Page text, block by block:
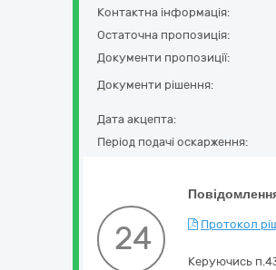
Контактна інформація:
Остаточна пропозиція:
Документи пропозиції:
Документи рішення:
Дата акцепта:
Період подачі оскарження:
24 Протокол
Керуючись